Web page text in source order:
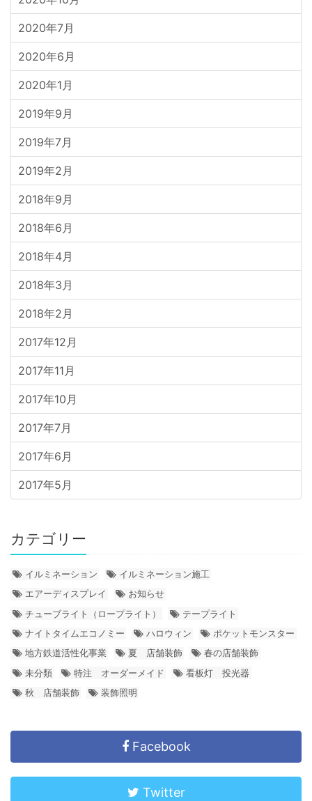
2020年7月
2020年6月
2020年1月
2019年9月
2019年7月
2019年2月
2018年9月
2018年6月
2018年4月
2018年3月
2018年2月
2017年12月
2017年11月
2017年10月
2017年7月
2017年6月
2017年5月
カテゴリー
イルミネーション
イルミネーション施工
エアーディスプレイ
お知らせ
チューブライト（ロープライト）
テープライト
ナイトタイムエコノミー
ハロウィン
ポケットモンスター
地方鉄道活性化事業
夏 店舗装飾
春の店舗装飾
未分類
特注 オーダーメイド
看板灯 投光器
秋 店舗装飾
装飾照明
Facebook
Twitter